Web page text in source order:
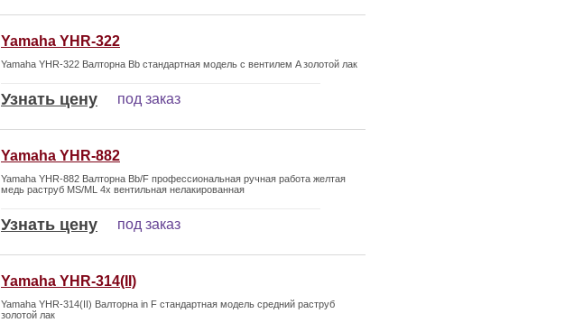
Yamaha YHR-322
Yamaha YHR-322 Валторна Bb стандартная модель с вентилем A золотой лак
Узнать цену под заказ
Yamaha YHR-882
Yamaha YHR-882 Валторна Bb/F профессиональная ручная работа желтая
медь раструб MS/ML 4х вентильная нелакированная
Узнать цену под заказ
Yamaha YHR-314(II)
Yamaha YHR-314(II) Валторна in F стандартная модель средний раструб
золотой лак